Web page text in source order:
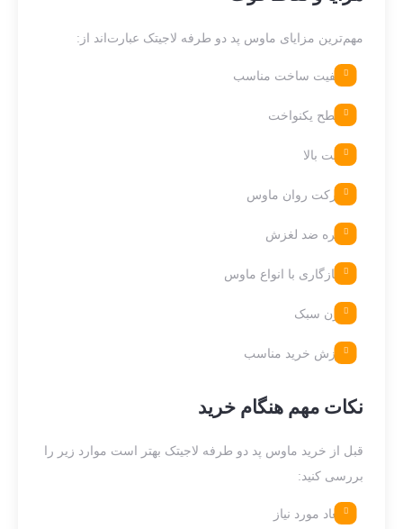
مهم‌ترین مزایای ماوس پد دو طرفه لاجیتک عبارت‌اند از:
کیفیت ساخت مناسب
سطح یکنواخت
دقت بالا
حرکت روان ماوس
زیره ضد لغزش
سازگاری با انواع ماوس
وزن سبک
ارزش خرید مناسب
نکات مهم هنگام خرید
قبل از خرید ماوس پد دو طرفه لاجیتک بهتر است موارد زیر را
بررسی کنید:
ابعاد مورد نیاز